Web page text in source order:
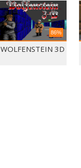
86%
WOLFENSTEIN 3D